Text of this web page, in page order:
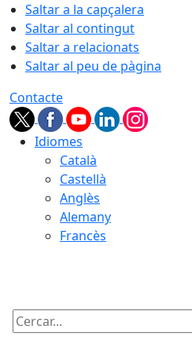
Saltar a la capçalera
Saltar al contingut
Saltar a relacionats
Saltar al peu de pàgina
Contacte
Idiomes
Català
Castellà
Anglès
Alemany
Francès
Cercar: